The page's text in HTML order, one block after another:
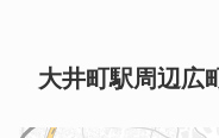
大井町駅周辺広